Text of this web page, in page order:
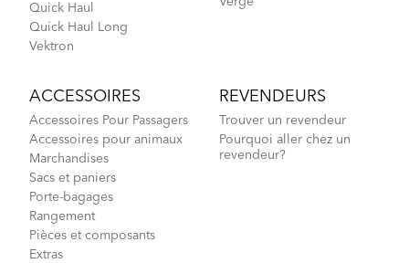
Quick Haul
Quick Haul Long
Vektron
ACCESSOIRES
Accessoires Pour Passagers
Accessoires pour animaux
Marchandises
Sacs et paniers
Porte-bagages
Rangement
Pièces et composants
Extras
REVENDEURS
Trouver un revendeur
Pourquoi aller chez un
revendeur?